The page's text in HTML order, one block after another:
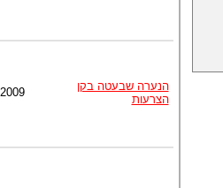
הנערה שבעטה בקן
הצרעות
2009